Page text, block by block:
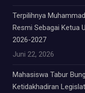
Terpilihnya
Resmi Sebagai Ketua
2026-2027
Juni 22, 2026
Mahasiswa Tabur
Ketidakhadiran